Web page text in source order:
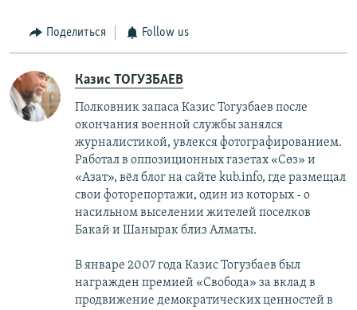
Поделиться Follow us
Казис ТОГУЗБАЕВ
Полковник запаса Казис Тогузбаев после
окончания военной службы занялся
журналистикой, увлекся фотографированием.
Работал в оппозиционных газетах «Сөз» и
«Азат», вёл блог на сайте kub.info, где размещал
свои фоторепортажи, один из которых - о
насильном выселении жителей поселков
Бакай и Шанырак близ Алматы.
В январе 2007 года Казис Тогузбаев был
награжден премией «Свобода» за вклад в
продвижение демократических ценностей в